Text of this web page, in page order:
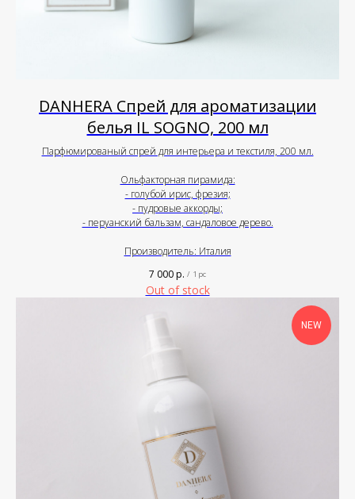
DANHERA Спрей для ароматизации
белья IL SOGNO, 200 мл
Парфюмированый спрей для интерьера и текстиля, 200 мл.
Ольфакторная пирамида:
- голубой ирис, фрезия;
- пудровые аккорды;
- перуанский бальзам, сандаловое дерево.
Производитель: Италия
7 000р. / 1 pc
Out of stock
NEW